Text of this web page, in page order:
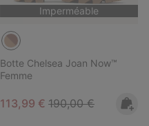
Imperméable
Botte Chelsea Joan Now™
Femme
Sale price:
113,99 € Regular price:
190,00 €